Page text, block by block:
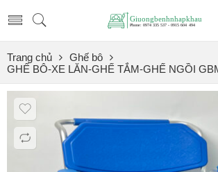
Trang chủ
Ghế bô
GHẾ BÔ-XE LĂN-GHẾ TẮM-GHẾ NGỒI